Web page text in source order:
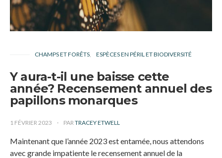
CHAMPS ET FORÊTS ESPÈCES EN PÉRIL ET BIODIVERSITÉ
Y aura-t-il une baisse cette
année? Recensement annuel des
papillons monarques
1 FÉVRIER 2023 PAR TRACEY ETWELL
Maintenant que l’année 2023 est entamée, nous attendons
avec grande impatiente le recensement annuel de la